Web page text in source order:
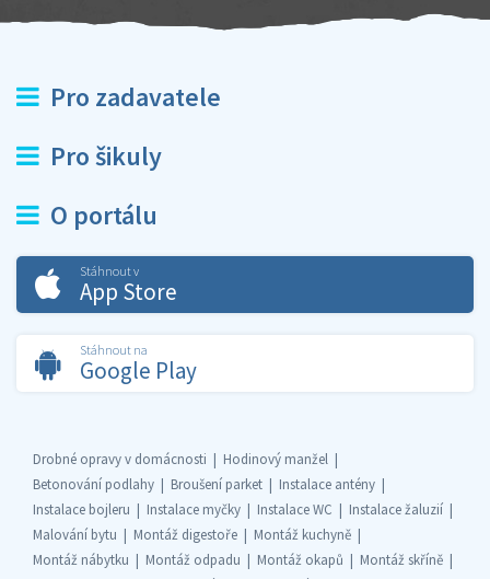
Pro zadavatele
Pro šikuly
O portálu
Stáhnout v
App Store
Stáhnout na
Google Play
Drobné opravy v domácnosti
Hodinový manžel
Betonování podlahy
Broušení parket
Instalace antény
Instalace bojleru
Instalace myčky Instalace WC
Instalace žaluzií
Malování bytu
Montáž digestoře
Montáž kuchyně
Montáž nábytku
Montáž odpadu Montáž okapů
Montáž skříně